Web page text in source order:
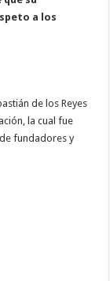
a los
de los Reyes
la cual fue
fundadores y